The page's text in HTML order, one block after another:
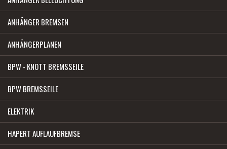
ANHÄNGER BREMSEN
ANHÄNGERPLANEN
BPW - KNOTT BREMSSEILE
BPW BREMSSEILE
ELEKTRIK
HAPERT AUFLAUFBREMSE